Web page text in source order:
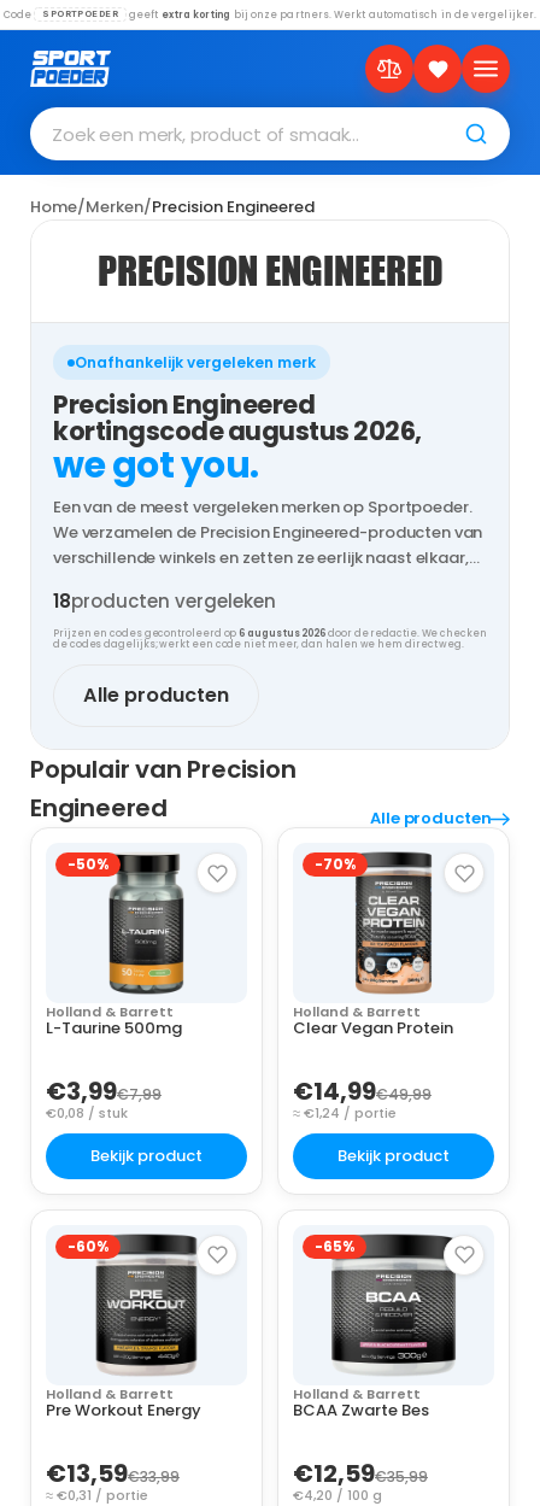
Code SPORTPOEDER geeft extra korting bij onze partners. Werkt automatisch in de vergelijker.
Zoek een merk, product of smaak…
Home/Merken/Precision Engineered
PRECISION ENGINEERED
Onafhankelijk vergeleken merk
Precision Engineered
kortingscode augustus 2026,
we got you.
Een van de meest vergeleken merken op Sportpoeder.
We verzamelen de Precision Engineered-producten van
verschillende winkels en zetten ze eerlijk naast elkaar,
18producten vergeleken
Prijzen en codes gecontroleerd op 6 augustus 2026door de redactie. We checken
de codes dagelijks; werkt een code niet meer, dan halen we hem direct weg.
Alle producten
Populair van Precision
Engineered
Alle producten
-50%
Holland & Barrett
L-Taurine 500mg
€3,99€7,99
€0,08 / stuk
Bekijk product
-70%
Holland & Barrett
Clear Vegan Protein
€14,99€49,99
≈ €1,24 / portie
Bekijk product
-60%
Holland & Barrett
Pre Workout Energy
€13,59€33,99
≈ €0,31 / portie
-65%
Holland & Barrett
BCAA Zwarte Bes
€12,59€35,99
€4,20 / 100 g